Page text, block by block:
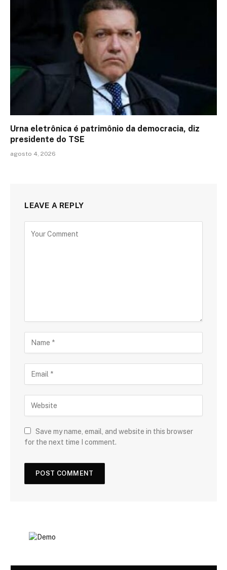
Urna eletrônica é patrimônio da democracia, diz
presidente do TSE
agosto 4, 2026
LEAVE A REPLY
Save my name, email, and website in this browser
for the next time I comment.